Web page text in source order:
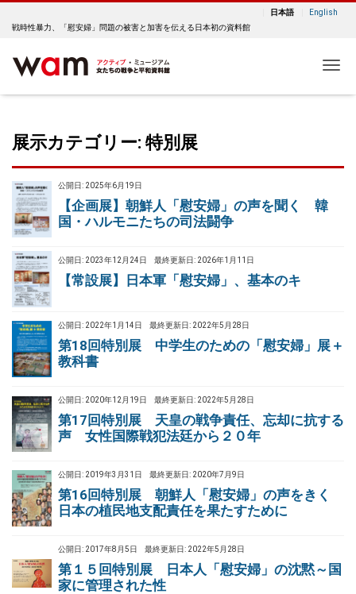
日本語
English
戦時性暴力、「慰安婦」問題の被害と加害を伝える日本初の資料館
展示カテゴリー: 特別展
公開日: 2025年6月19日
【企画展】朝鮮人「慰安婦」の声を聞く 韓
国・ハルモニたちの司法闘争
公開日: 2023年12月24日 最終更新日: 2026年1月11日
【常設展】日本軍「慰安婦」、基本のキ
公開日: 2022年1月14日 最終更新日: 2022年5月28日
第18回特別展 中学生のための「慰安婦」展＋
教科書
公開日: 2020年12月19日 最終更新日: 2022年5月28日
第17回特別展 天皇の戦争責任、忘却に抗する
声 女性国際戦犯法廷から２０年
公開日: 2019年3月31日 最終更新日: 2020年7月9日
第16回特別展 朝鮮人「慰安婦」の声をきく
日本の植民地支配責任を果たすために
公開日: 2017年8月5日 最終更新日: 2022年5月28日
第１５回特別展 日本人「慰安婦」の沈黙～国
家に管理された性